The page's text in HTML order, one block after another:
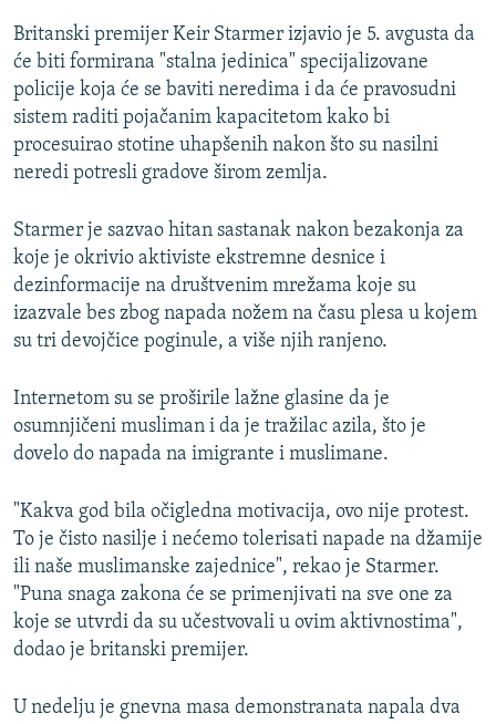
Britanski premijer Keir Starmer izjavio je 5. avgusta da
će biti formirana "stalna jedinica" specijalizovane
policije koja će se baviti neredima i da će pravosudni
sistem raditi pojačanim kapacitetom kako bi
procesuirao stotine uhapšenih nakon što su nasilni
neredi potresli gradove širom zemlja.
Starmer je sazvao hitan sastanak nakon bezakonja za
koje je okrivio aktiviste ekstremne desnice i
dezinformacije na društvenim mrežama koje su
izazvale bes zbog napada nožem na času plesa u kojem
su tri devojčice poginule, a više njih ranjeno.
Internetom su se proširile lažne glasine da je
osumnjičeni musliman i da je tražilac azila, što je
dovelo do napada na imigrante i muslimane.
"Kakva god bila očigledna motivacija, ovo nije protest.
To je čisto nasilje i nećemo tolerisati napade na džamije
ili naše muslimanske zajednice", rekao je Starmer.
"Puna snaga zakona će se primenjivati na sve one za
koje se utvrdi da su učestvovali u ovim aktivnostima",
dodao je britanski premijer.
U nedelju je gnevna masa demonstranata napala dva